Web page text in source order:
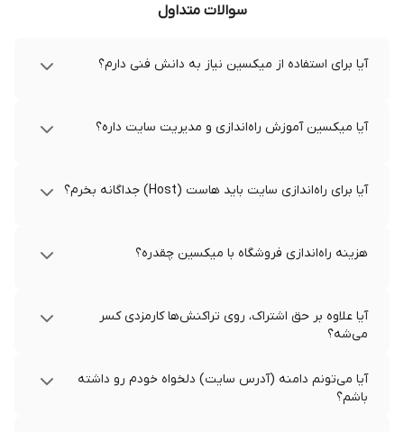
سوالات متداول
آیا برای استفاده از میکسین نیاز به دانش فنی دارم؟
آیا میکسین آموزش راه‌اندازی و مدیریت سایت داره؟
آیا برای راه‌اندازی سایت باید هاست (Host) جداگانه بخرم؟
هزینه راه‌اندازی فروشگاه با میکسین چقدره؟
آیا علاوه بر حق اشتراک، روی تراکنش‌ها کارمزدی کسر
می‌شه؟
آیا می‌تونم دامنه (آدرس سایت) دلخواه خودم رو داشته
باشم؟